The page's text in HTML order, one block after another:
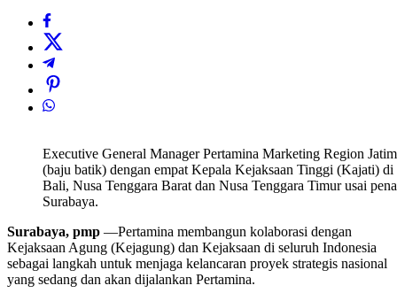
Executive General Manager Pertamina Marketing Region
(baju batik) dengan empat Kepala Kejaksaan Tinggi (Kajati)
Bali, Nusa Tenggara Barat dan Nusa Tenggara Timur usai
Surabaya.
Surabaya, pmp —Pertamina membangun kolaborasi dengan
Kejaksaan Agung (Kejagung) dan Kejaksaan di seluruh Indonesia
sebagai langkah untuk menjaga kelancaran proyek strategis nasional
yang sedang dan akan dijalankan Pertamina.